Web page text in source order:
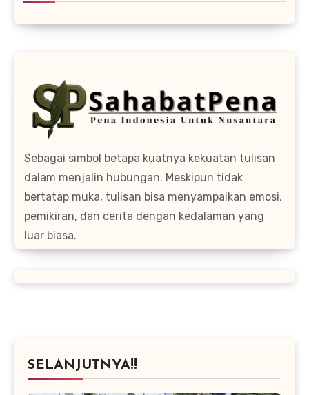
Sebagai simbol betapa kuatnya kekuatan tulisan
dalam menjalin hubungan. Meskipun tidak
bertatap muka, tulisan bisa menyampaikan emosi,
pemikiran, dan cerita dengan kedalaman yang
luar biasa.
SELANJUTNYA!!